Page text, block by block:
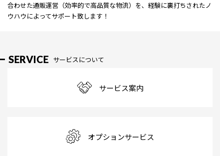
合わせた通販運営（効率的で高品質な物流）を、経験に裏打ちされたノ
ウハウによってサポート致します！
SERVICE サービスについて
サービス案内
オプションサービス